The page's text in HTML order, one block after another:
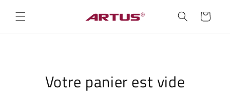
passer
au Panier
Votre panier est vide